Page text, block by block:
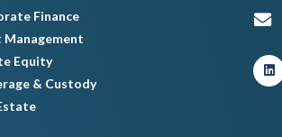
Finance
Management
Equity
& Custody